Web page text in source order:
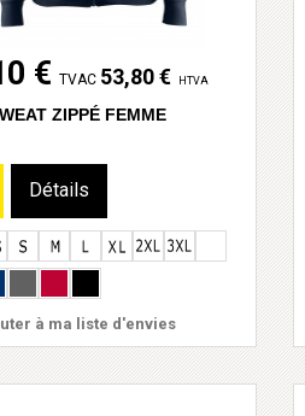
€ TVAC 53,80 € HTVA
ZIPPÉ FEMME
Détails
à ma liste d'envies